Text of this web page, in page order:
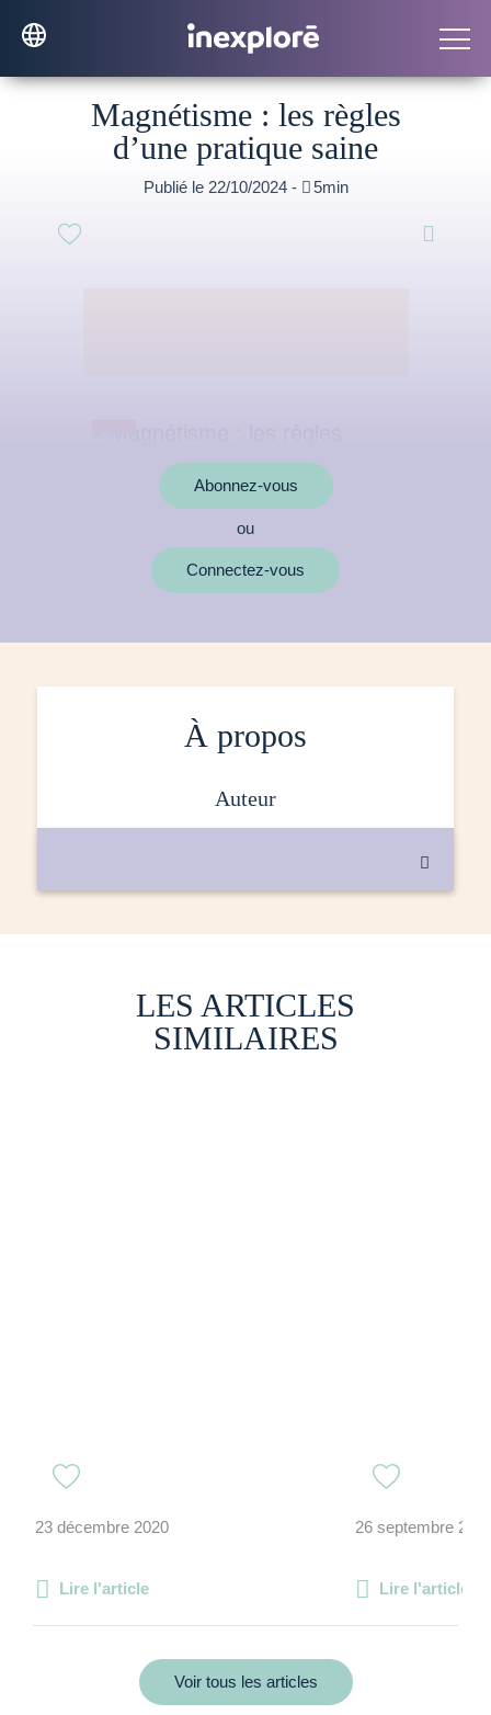
Magnétisme : les règles
d’une pratique saine
Publié le 22/10/2024 - 5min

Abonnez-vous
ou
Connectez-vous
À propos
auteur

LES ARTICLES
SIMILAIRES
23 décembre 2020
Lire l'article
26 septembre
Lire l'article
Voir tous les articles